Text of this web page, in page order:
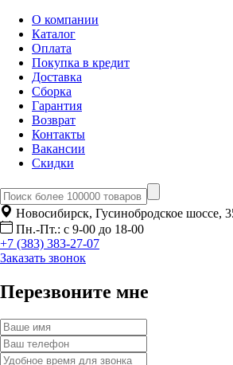
О компании
Каталог
Оплата
Покупка в кредит
Доставка
Сборка
Гарантия
Возврат
Контакты
Вакансии
Скидки
Новосибирск, Гусинобродское шоссе,
Пн.-Пт.: с 9-00 до 18-00
+7 (383) 383-27-07
Заказать звонок
Перезвоните мне